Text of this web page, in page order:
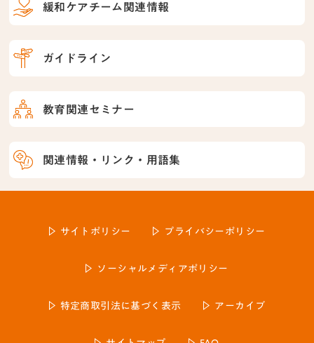
緩和ケアチーム関連情報
ガイドライン
教育関連セミナー
関連情報・リンク・用語集
サイトポリシー プライバシーポリシー
ソーシャルメディアポリシー
特定商取引法に基づく表示 アーカイブ